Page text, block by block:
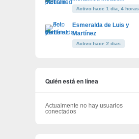
Activo hace 1 dia, 4 horas
Esmeralda de Luis y
Martínez
Activo hace 2 dias
Quién está en línea
Actualmente no hay usuarios
conectados